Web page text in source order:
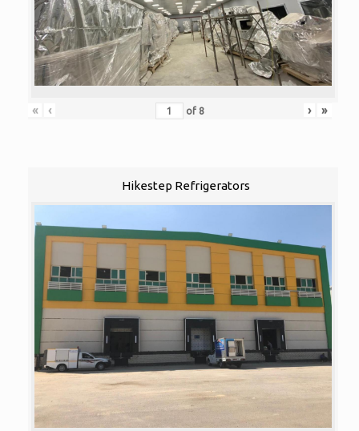
« ‹ of 8 › »
Hikestep Refrigerators